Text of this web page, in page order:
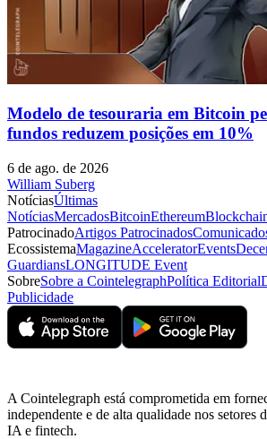
Modelo de tesouraria em Bitcoin
fundos reduzem posições em 10%
6 de ago. de 2026
William Suberg
NotíciasÚltimas
NotíciasMercadosBitcoinEthereum
PatrocinadoArtigos Patrocinados
EcossistemaMagazineAcceleratorEvents
GuardiansLONGITUDE Event
SobreSobre a CointelegraphPolítica Editorial
Publicidade
A Cointelegraph está comprometida em
independente e de alta qualidade nos setores
IA e fintech.